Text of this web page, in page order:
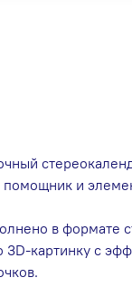
и
в формате
картинку с